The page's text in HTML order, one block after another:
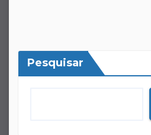
Pesquisar